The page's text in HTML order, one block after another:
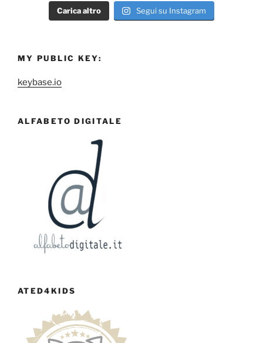
Carica altro Segui su Instagram
MY PUBLIC KEY:
keybase.io
ALFABETO DIGITALE
ATED4KIDS